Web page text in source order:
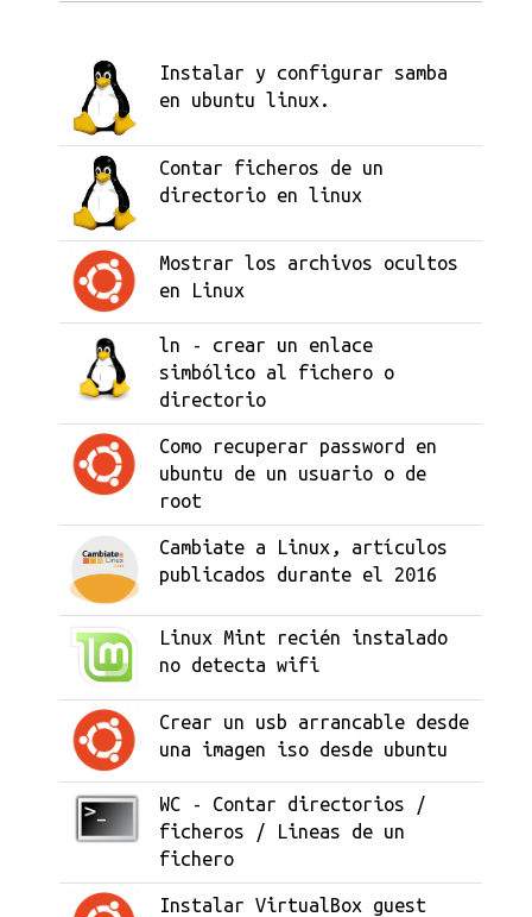
Instalar y configurar samba
en ubuntu linux.
Contar ficheros de un
directorio en linux
Mostrar los archivos ocultos
en Linux
ln - crear un enlace
simbólico al fichero o
directorio
Como recuperar password en
ubuntu de un usuario o de
root
Cambiate a Linux, artículos
publicados durante el 2016
Linux Mint recién instalado
no detecta wifi
Crear un usb arrancable desde
una imagen iso desde ubuntu
WC - Contar directorios /
ficheros / Lineas de un
fichero
Instalar VirtualBox guest